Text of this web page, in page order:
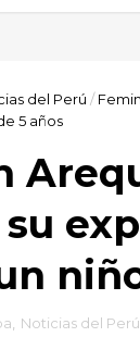
del Perú /
5 años
Noticias del Perú